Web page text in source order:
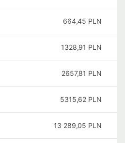
664,45 PLN
1328,91 PLN
2657,81 PLN
5315,62 PLN
13 289,05 PLN